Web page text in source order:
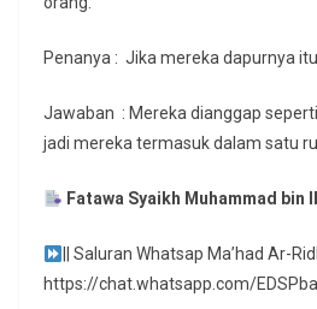
Penanya : Jika mereka dapurnya
Jawaban : Mereka dianggap
jadi mereka termasuk dalam satu
Fatawa Syaikh Muhammad bin
|| Saluran Whatsap Ma’had Ar-
https://chat.whatsapp.com/